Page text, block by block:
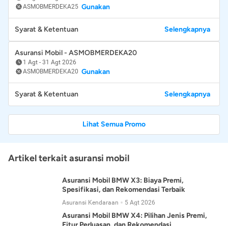
ASMOBMERDEKA25 Gunakan
Syarat & Ketentuan Selengkapnya
Asuransi Mobil - ASMOBMERDEKA20
1 Agt - 31 Agt 2026
ASMOBMERDEKA20 Gunakan
Syarat & Ketentuan Selengkapnya
Lihat Semua Promo
Artikel terkait asuransi mobil
Asuransi Mobil BMW X3: Biaya Premi,
Spesifikasi, dan Rekomendasi Terbaik
Asuransi Kendaraan 5 Agt 2026
Asuransi Mobil BMW X4: Pilihan Jenis Premi,